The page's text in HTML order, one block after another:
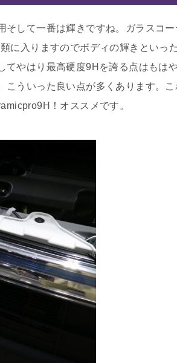
そして一番は輝きですね。ガラスコー
に入りますのでボディの輝きといっ
てやはり最高硬度9Hを誇る点はもは
こういった良い点が多くあります。こ
！オススメです。